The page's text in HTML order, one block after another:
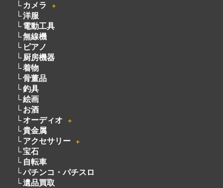
カメラ ＋
洋服
電動工具
無線機
ピアノ
厨房機器
着物
骨董品
釣具
絵画
お酒
オーディオ
＋
貴金属
アクセサリー
＋
宝石
自転車
パチンコ・パチスロ
遺品買取